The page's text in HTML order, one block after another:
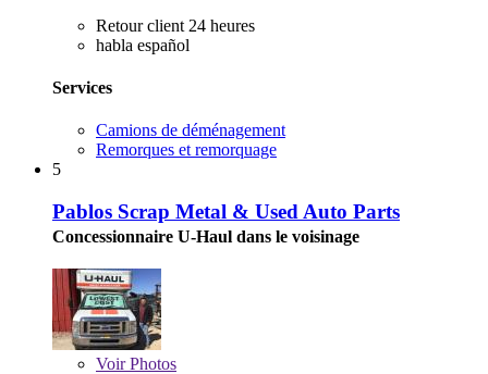
Retour client 24 heures
habla español
Services
Camions de déménagement
Remorques et remorquage
5
Pablos Scrap Metal & Used Auto Parts
Concessionnaire U-Haul dans le voisinage
VoirPhotos